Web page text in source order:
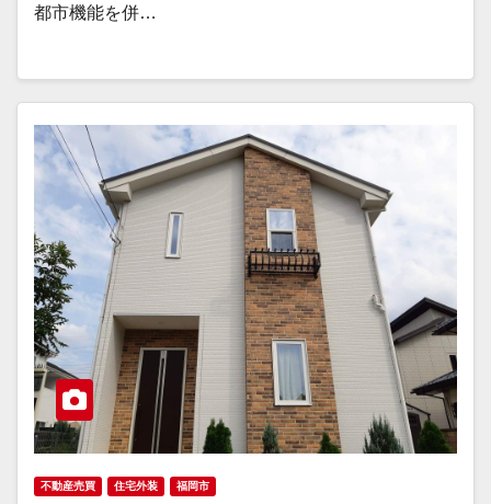
都市機能を併…
不動産売買 住宅外装 福岡市